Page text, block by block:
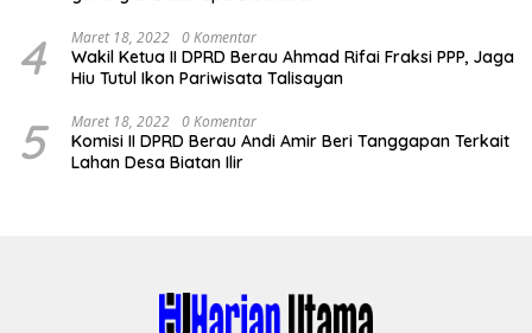
4 Maret 18, 2022 0 Komentar
Wakil Ketua II DPRD Berau Ahmad Rifai Fraksi PPP, Jaga
Hiu Tutul Ikon Pariwisata Talisayan
5 Maret 18, 2022 0 Komentar
Komisi II DPRD Berau Andi Amir Beri Tanggapan Terkait
Lahan Desa Biatan Ilir